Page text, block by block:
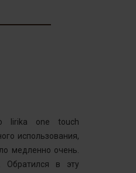
lirika one touch
использования,
медленно очень.
Обратился в эту